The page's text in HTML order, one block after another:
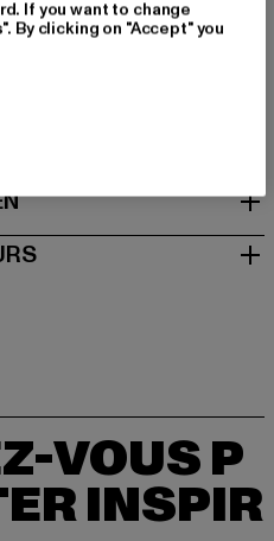
|
VOUS P
INSPIR
If you want to change
By clicking on "Accept" you